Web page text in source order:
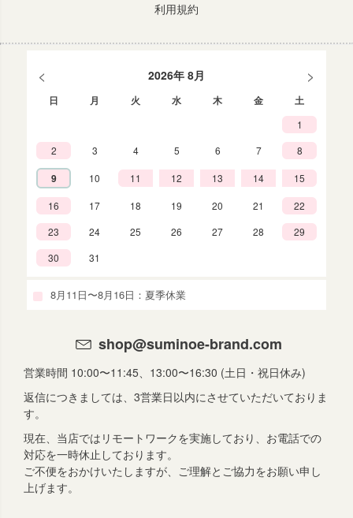
利用規約
< 2026年 8月 >
日 月 火 水 木 金 土
1
2
3 4 5 6 7 8
9 10 11 12 13 14 15
16 17 18 19 20 21
22
23
24 25 26 27 28
29
30
31
8月11日〜8月16日：夏季休業
shop@suminoe-brand.com
営業時間 10:00〜11:45、13:00〜16:30 (土日・祝日休み)
返信につきましては、3営業日以内にさせていただいておりま
す。
現在、当店ではリモートワークを実施しており、お電話での
対応を一時休止しております。
ご不便をおかけいたしますが、ご理解とご協力をお願い申し
上げます。